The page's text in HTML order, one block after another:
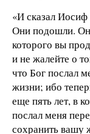
«И сказал
Они подошли.
которого вы
и не жалейте о
что Бог послал
жизни; ибо
еще пять лет, в
послал меня
сохранить вашу